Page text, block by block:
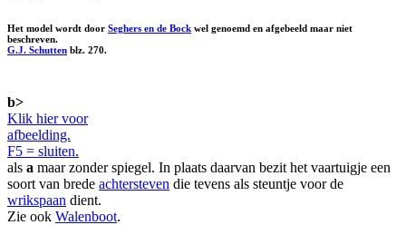
Het model wordt door Seghers en de Bock wel genoemd en afgebeeld maar niet
beschreven.
G.J. Schutten blz. 270.
b>
Klik hier voor
afbeelding.
F5 = sluiten.
als a maar zonder spiegel. In plaats daarvan bezit het vaartuigje een
soort van brede achtersteven die tevens als steuntje voor de
wrikspaan dient.
Zie ook Walenboot.